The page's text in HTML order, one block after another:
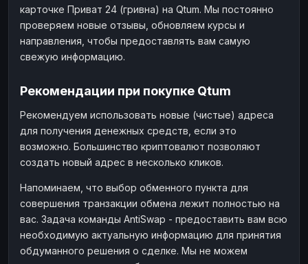
карточке Приват 24 (гривна) на Qtum. Мы постоянно
проверяем новые отзывы, обновляем курсы и
направления, чтобы предоставлять вам самую
свежую информацию.
Рекомендации при покупке Qtum
Рекомендуем использовать новые (чистые) адреса
для получения денежных средств, если это
возможно. Большинство криптовалют позволяют
создать новый адрес в несколько кликов.
Напоминаем, что выбор обменного пункта для
совершения транзакции обмена лежит полностью на
вас. Задача команды AntiSwap - предоставить вам всю
необходимую актуальную информацию для принятия
обдуманного решения о сделке. Мы не можем